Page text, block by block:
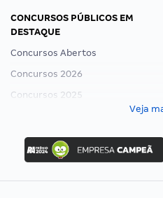
CONCURSOS PÚBLICOS EM
DESTAQUE
Concursos Abertos
Concursos 2026
Concursos 2025
Concurso Nacional Unificado
Concurso Ibama
Concurso MPU
Editais publicados
Veja